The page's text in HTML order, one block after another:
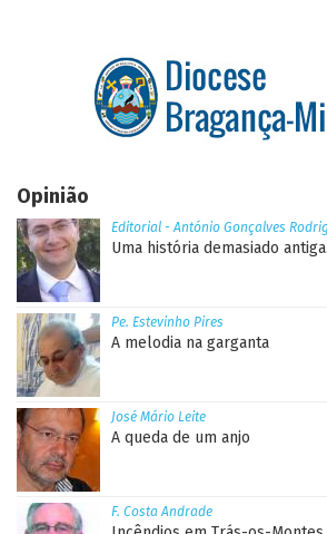
Opinião
Editorial - António Gonçalves
Uma história demasiado
Pe. Estevinho Pires
A melodia na garganta
José Mário Leite
A queda de um anjo
F. Costa Andrade